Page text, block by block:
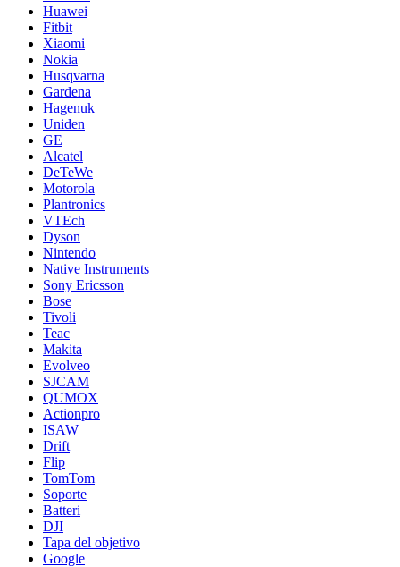
Huawei
Fitbit
Xiaomi
Nokia
Husqvarna
Gardena
Hagenuk
Uniden
GE
Alcatel
DeTeWe
Motorola
Plantronics
VTEch
Dyson
Nintendo
Native Instruments
Sony Ericsson
Bose
Tivoli
Teac
Makita
Evolveo
SJCAM
QUMOX
Actionpro
ISAW
Drift
Flip
TomTom
Soporte
Batteri
DJI
Tapa del objetivo
Google